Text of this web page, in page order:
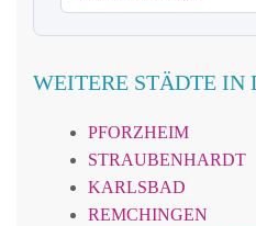
WEITERE STÄDTE IN
PFORZHEIM
STRAUBENHARDT
KARLSBAD
REMCHINGEN